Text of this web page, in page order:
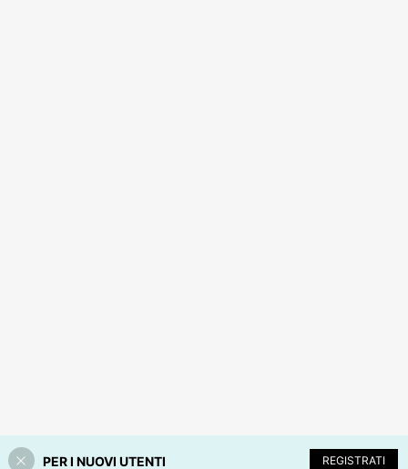
PER I NUOVI UTENTI REGISTRATI